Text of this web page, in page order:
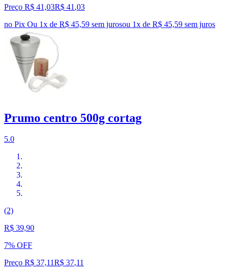
Preço R$ 41,03R$ 41 ,03
no Pix Ou 1x de R$ 45,59 sem jurosou 1x de R$ 45,59 sem juros
Prumo centro 500g cortag
5.0
(2)
R$ 39,90
7% OFF
Preço R$ 37,11R$ 37,11